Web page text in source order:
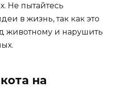
Не пытайтесь
в жизнь, так как это
животному и нарушить
на